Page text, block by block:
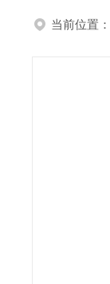
当前位置：